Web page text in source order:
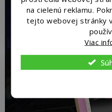
na cielenú reklamu.
tejto webovej stránky
Viac